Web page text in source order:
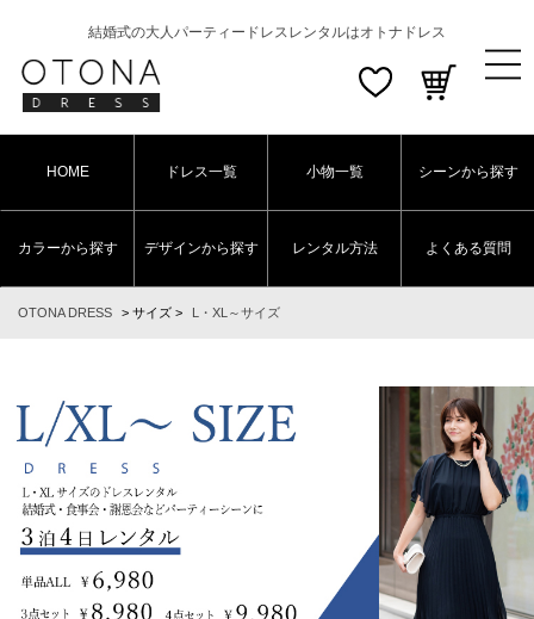
結婚式の大人パーティードレスレンタルはオトナドレス
HOME ドレス一覧 小物一覧 シーンから探す
カラーから探す デザインから探す レンタル方法 よくある質問
OTONA DRESS > サイズ > L・XL～サイズ